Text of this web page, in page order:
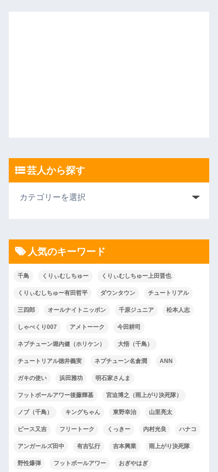
芸人から探す
人気のキーワード
千鳥 くりぃむしちゅー くりぃむしちゅー上田晋也
くりぃむしちゅー有田哲平 ダウンタウン チュートリアル
三四郎 オールナイトニッポン 千原ジュニア 松本人志
しゃべくり007 アメトーーク 今田耕司
ネプチューン堀内健（ホリケン） 大悟（千鳥）
チュートリアル徳井義実 ネプチューン名倉潤 ANN
ガキの使い 浜田雅功 明石家さんま
フットボールアワー後藤輝基 宮迫博之（雨上がり決死隊）
ノブ（千鳥） キングちゃん 東野幸治 山里亮太
ピース又吉 フリートーク くっきー 内村光良 ハナコ
アンガールズ田中 有吉弘行 吉本興業 雨上がり決死隊
野性爆弾 フットボールアワー おぎやはぎ